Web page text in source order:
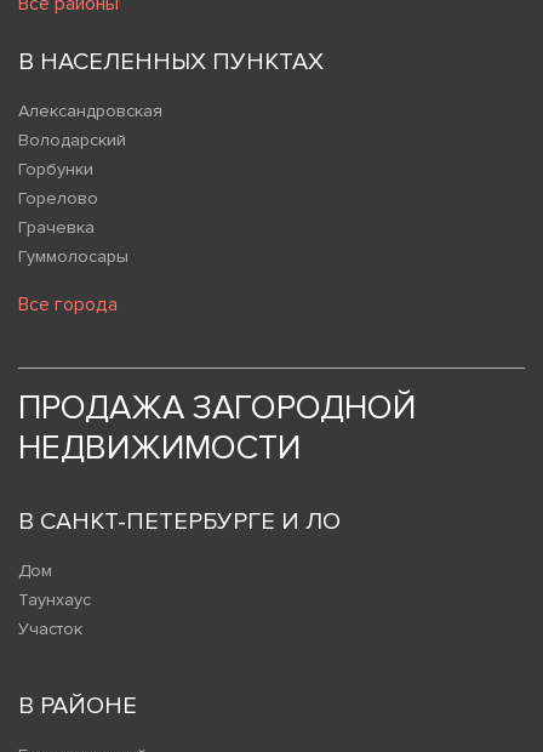
В НАСЕЛЕННЫХ ПУНКТАХ
Александровская
Володарский
Горбунки
Горелово
Грачевка
Гуммолосары
Все города
ПРОДАЖА ЗАГОРОДНОЙ
НЕДВИЖИМОСТИ
В САНКТ-ПЕТЕРБУРГЕ И ЛО
Дом
Таунхаус
Участок
В РАЙОНЕ